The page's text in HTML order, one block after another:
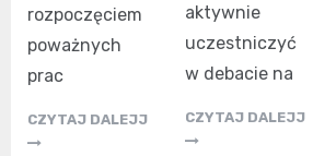
rozpoczęciem
poważnych
prac
CZYTAJ DALEJJ
aktywnie
uczestniczyć
w debacie na
CZYTAJ DALEJJ